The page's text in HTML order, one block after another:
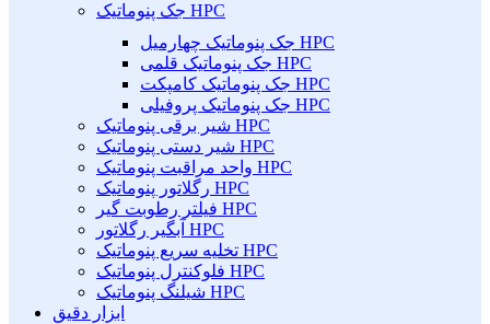
جک پنوماتیک HPC
جک پنوماتیک چهارمیل HPC
جک پنوماتیک قلمی HPC
جک پنوماتیک کامپکت HPC
جک پنوماتیک پروفیلی HPC
شیر برقی پنوماتیک HPC
شیر دستی پنوماتیک HPC
واحد مراقبت پنوماتیک HPC
رگلاتور پنوماتیک HPC
فیلتر رطوبت گیر HPC
آبگیر رگلاتور HPC
تخلیه سریع پنوماتیک HPC
فلوکنترل پنوماتیک HPC
شیلنگ پنوماتیک HPC
ابزار دقیق